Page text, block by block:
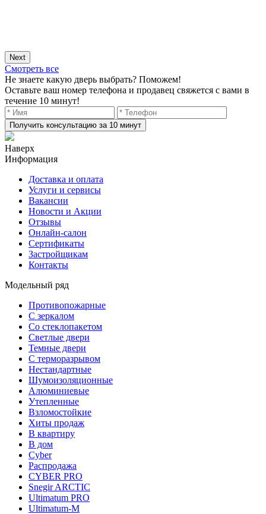
Next
Смотреть все
Не знаете какую дверь выбрать? Поможем!
Оставьте ваш номер телефона и продавец свяжется с вами в
течение 10 минут!
Получить консультацию за 10 минут
Наверх
Информация
Доставка и оплата
Услуги и сервисы
Вакансии
Новости и Акции
Отзывы
Онлайн-салон
Сертификаты
Застройщикам
Контакты
Модельный ряд
Противопожарные
С зеркалом
Со стеклопакетом
Светлые двери
Темные двери
С терморазрывом
Нестандартные
Шумоизоляционные
Алюминиевые
Утепленные
Взломостойкие
Хиты продаж
В квартиру
В дом
Cyber
Распродажа
CYBER PRO
Snegir ARCTIC
Ultimatum PRO
Ultimatum-M